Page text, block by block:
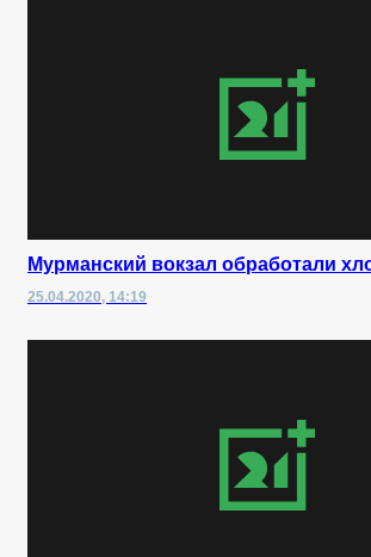
Мурманский вокзал обработали
25.04.2020, 14:19